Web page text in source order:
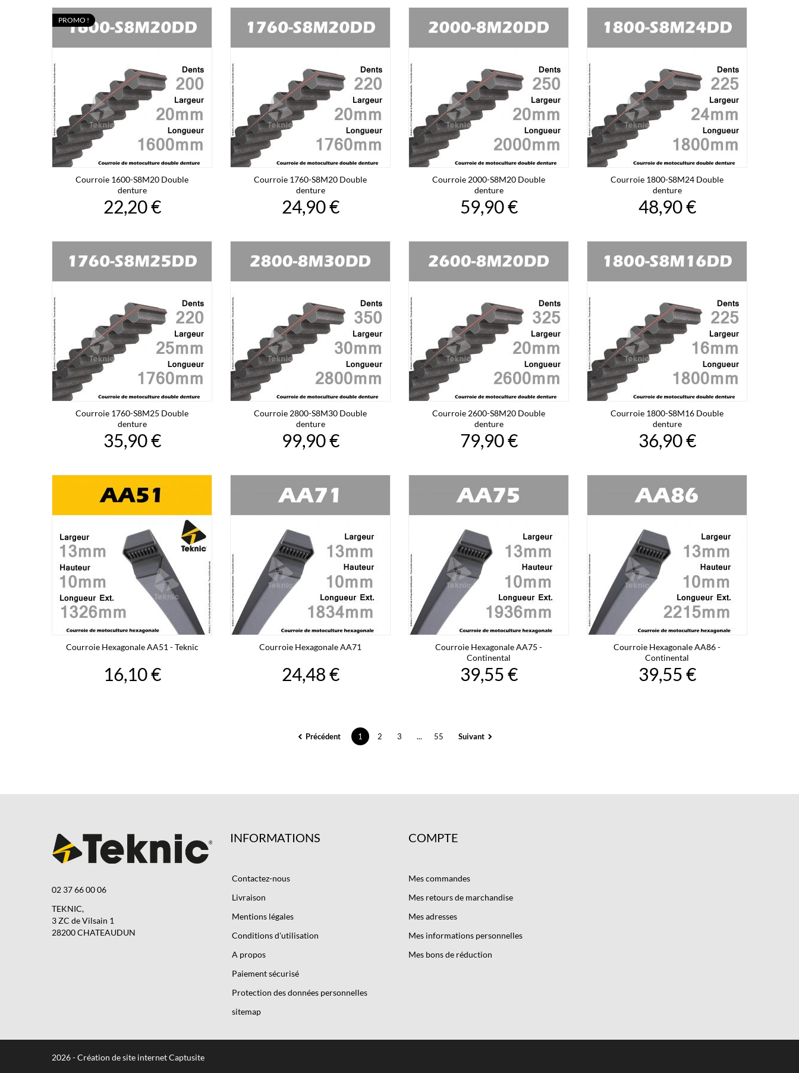
PROMO !
Courroie 1600-S8M20 Double
denture
22,20 €
Courroie 1760-S8M20 Double
denture
24,90 €
Courroie 2000-S8M20 Double
denture
59,90 €
Courroie 1800-S8M24 Double
denture
48,90 €
Courroie 1760-S8M25 Double
denture
35,90 €
Courroie 2800-S8M30 Double
denture
99,90 €
Courroie 2600-S8M20 Double
denture
79,90 €
Courroie 1800-S8M16 Double
denture
36,90 €
Courroie Hexagonale AA51 - Teknic
16,10 €
Courroie Hexagonale AA71
24,48 €
Courroie Hexagonale AA75 -
Continental
39,55 €
Courroie Hexagonale AA86 -
Continental
39,55 €
Précédent 1 2 3 ... 55 Suivant
02 37 66 00 06
TEKNIC,
3 ZC de Vilsain 1
28200 CHATEAUDUN
INFORMATIONS
Contactez-nous
Livraison
Mentions légales
Conditions d'utilisation
A propos
Paiement sécurisé
Protection des données personnelles
sitemap
COMPTE
Mes commandes
Mes retours de marchandise
Mes adresses
Mes informations personnelles
Mes bons de réduction
2026 - Création de site internet Captusite